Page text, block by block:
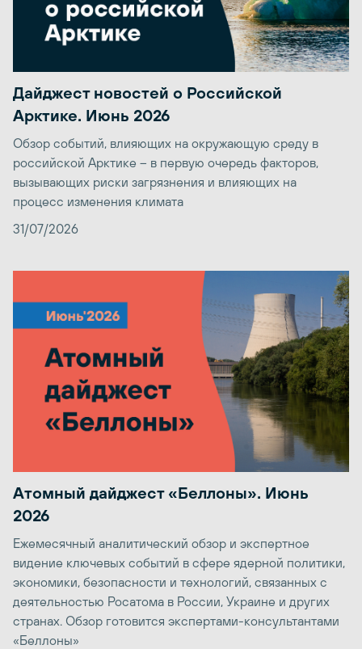
Дайджест новостей о Российской
Арктике. Июнь 2026
Обзор событий, влияющих на окружающую среду в
российской Арктике – в первую очередь факторов,
вызывающих риски загрязнения и влияющих на
процесс изменения климата
31/07/2026
Атомный дайджест «Беллоны». Июнь
2026
Ежемесячный аналитический обзор и экспертное
видение ключевых событий в сфере ядерной политики,
экономики, безопасности и технологий, связанных с
деятельностью Росатома в России, Украине и других
странах. Обзор готовится экспертами-консультантами
«Беллоны»